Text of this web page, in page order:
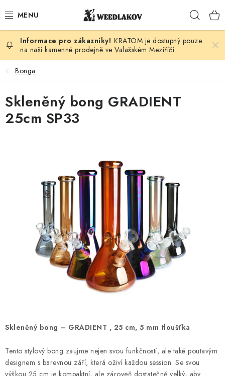
na
KONOPÍ DLE DRUHU
KUŘÁCKÉ POTŘEBY
SEMENA
KONOPNÁ KOSMETIKA
ENERGY SNIFF
PODLE ZNAČKY
Kamenný obchod Hodnocení obchodu
Doprava & Platba
Moje objednávka
KRATOM je dostupný pouze
na naší kamenné prodejně ve Valašském Meziříčí
Bonga
Skleněný bong – GRADIENT , 25 cm, 5 mm tloušťka
Tento stylový bong zaujme nejen svou funkčností, ale také poutavým
designem s barevnou září, která oživí každou session. Se svou
výškou 25 cm je kompaktní, ale zároveň dostatečně velký, aby
Skleněný bong GRADIENT
25cm SP33